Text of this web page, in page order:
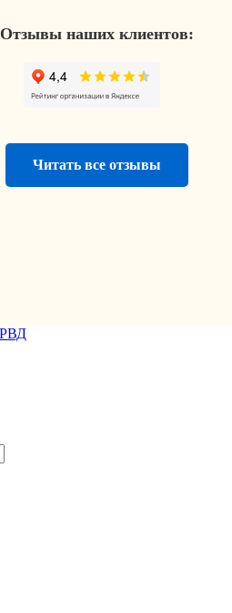
Отзывы наших клиентов:
Читать все отзывы